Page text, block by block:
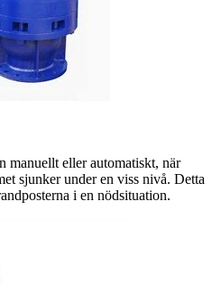
manuellt eller automatiskt, när
sjunker under en viss nivå. Detta
i en nödsituation.